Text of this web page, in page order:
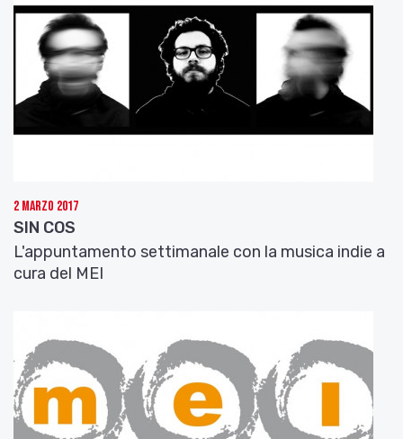
compositiva che negli anni segue un rapido
processo di maturazione stimolando la band a
concentrarsi allo stesso modo nel lavoro di studio.
Col passare del tempo Mquestionmark diventa un
progetto sempre più autonomo e competente
nella produzione musicale.
One For All All For One, secondo album che vede il
batterista Luca Verzelloni alla regia di una squadra
e parole prende vita il vinile 180 grammi.
polistrumentista Filippo Rosi (ex chitarrista di
Lineaviola) alle tastiere e chitarre. Con grande
esperienza Filippo si integra perfettamente
completando dal vivo quello che è il sound del
nuovo disco.
2 Marzo 2017
SIN COS
L'appuntamento settimanale con la musica indie a
cura del MEI